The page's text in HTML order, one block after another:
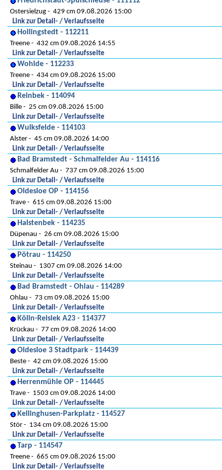
Ostersielzug
429 cm 09.08.2026 15:00
Link zur Detail- / Verlaufsseite
Hollingstedt - 112211
Treene
432 cm 09.08.2026 14:55
Link zur Detail- / Verlaufsseite
Wohlde - 112233
Treene
434 cm 09.08.2026 15:00
Link zur Detail- / Verlaufsseite
Reinbek - 114094
Bille
25 cm 09.08.2026 15:00
Link zur Detail- / Verlaufsseite
Wulksfelde - 114103
Alster
45 cm 09.08.2026 14:00
Link zur Detail- / Verlaufsseite
Bad Bramstedt - Schmalfelder Au - 114116
Schmalfelder Au
737 cm 09.08.2026 15:00
Link zur Detail- / Verlaufsseite
Oldesloe OP - 114156
Trave
615 cm 09.08.2026 15:00
Link zur Detail- / Verlaufsseite
Halstenbek - 114235
Düpenau
26 cm 09.08.2026 15:00
Link zur Detail- / Verlaufsseite
Pötrau - 114250
Steinau
1307 cm 09.08.2026 14:00
Link zur Detail- / Verlaufsseite
Bad Bramstedt - Ohlau - 114289
Ohlau
73 cm 09.08.2026 15:00
Link zur Detail- / Verlaufsseite
Kölln-Reisiek A23 - 114377
Krückau
77 cm 09.08.2026 14:00
Link zur Detail- / Verlaufsseite
Oldesloe 3 Stadtpark - 114439
Beste
42 cm 09.08.2026 15:00
Link zur Detail- / Verlaufsseite
Herrenmühle OP - 114445
Trave
1503 cm 09.08.2026 14:00
Link zur Detail- / Verlaufsseite
Kellinghusen-Parkplatz - 114527
Stör
134 cm 09.08.2026 15:00
Link zur Detail- / Verlaufsseite
Tarp - 114547
Treene
665 cm 09.08.2026 15:00
Link zur Detail- / Verlaufsseite